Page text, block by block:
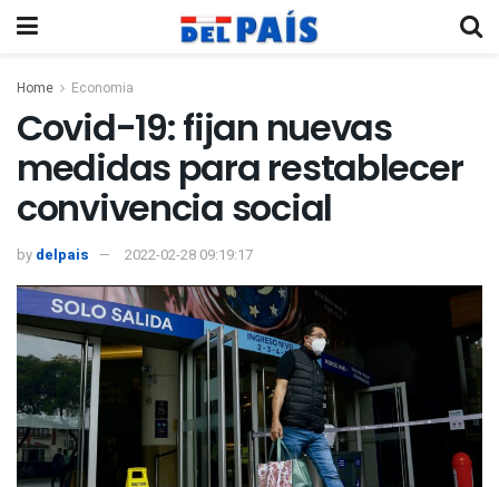
Home Economia
Covid-19: fijan nuevas
medidas para restablecer
convivencia social
by delpais 2022-02-28 09:19:17